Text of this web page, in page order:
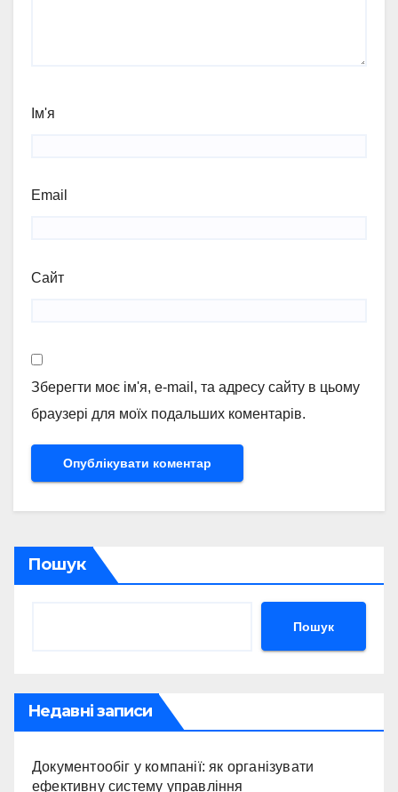
Ім'я
Email
Сайт
Зберегти моє ім'я, e-mail, та адресу сайту в цьому
браузері для моїх подальших коментарів.
Пошук
Пошук
Недавні записи
Документообіг у компанії: як організувати
ефективну систему управління